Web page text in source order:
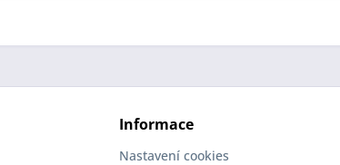
Informace
Nastavení cookies